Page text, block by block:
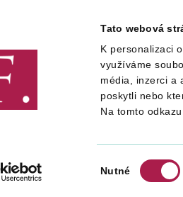
Tato webová
K personalizaci
využíváme
média, inzerci a
poskytli nebo
Na tomto
souhlasu
Nutné
WEBOVÉ STRÁNKY ÚŘADŮ, KTERÉ SE